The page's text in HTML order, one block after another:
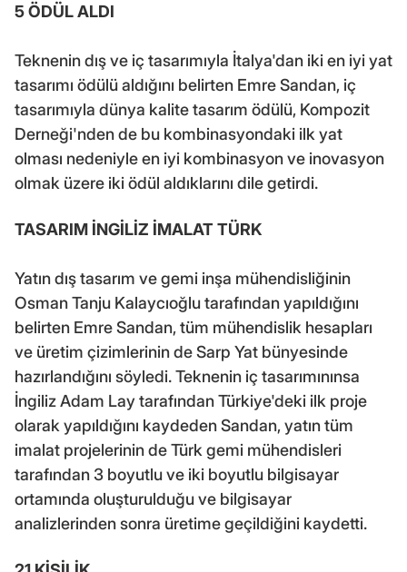
5 ÖDÜL ALDI
Teknenin dış ve iç tasarımıyla İtalya'dan iki en iyi yat
tasarımı ödülü aldığını belirten Emre Sandan, iç
tasarımıyla dünya kalite tasarım ödülü, Kompozit
Derneği'nden de bu kombinasyondaki ilk yat
olması nedeniyle en iyi kombinasyon ve inovasyon
olmak üzere iki ödül aldıklarını dile getirdi.
TASARIM İNGİLİZ İMALAT TÜRK
Yatın dış tasarım ve gemi inşa mühendisliğinin
Osman Tanju Kalaycıoğlu tarafından yapıldığını
belirten Emre Sandan, tüm mühendislik hesapları
ve üretim çizimlerinin de Sarp Yat bünyesinde
hazırlandığını söyledi. Teknenin iç tasarımınınsa
İngiliz Adam Lay tarafından Türkiye'deki ilk proje
olarak yapıldığını kaydeden Sandan, yatın tüm
imalat projelerinin de Türk gemi mühendisleri
tarafından 3 boyutlu ve iki boyutlu bilgisayar
ortamında oluşturulduğu ve bilgisayar
analizlerinden sonra üretime geçildiğini kaydetti.